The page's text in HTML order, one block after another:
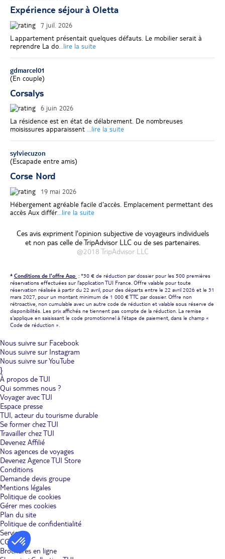
Expérience séjour à Oletta
7 juil. 2026
L appartement présentait quelques défauts. Le mobilier serait à
reprendre La do ...lire la suite
gdmarcel01
(En couple)
Corsalys
6 juin 2026
La résidence est en état de délabrement. De nombreuses
moisissures apparaissent ...lire la suite
sylviecuzon
(Escapade entre amis)
Corse Nord
19 mai 2026
Hébergement agréable facile d'accès. Emplacement permettant des
accès Aux différ ...lire la suite
Ces avis expriment l'opinion subjective de voyageurs individuels
et non pas celle de TripAdvisor LLC ou de ses partenaires.
@2018 TripAdvisor LLC
* Conditions de l'offre App : *30 € de réduction par dossier pour les 500 premières
réservations effectuées sur l'application TUI France. Offre valable pour toute
réservation réalisée à partir du 22 avril, pour des départs entre le 22 avril 2026 et le 31
mars 2027, pour un montant minimum de 1 000 € TTC par dossier. Offre non
rétroactive, non cumulable avec un autre code de réduction et valable sous réserve de
disponibilités. Les prix affichés ne tiennent pas compte de la réduction. La remise
s'applique en saisissant le code promotionnel à l'étape de paiement, dans le champ «
Code de réduction ».
Nous suivre sur Facebook
Nous suivre sur Instagram
Nous suivre sur YouTube
}
À propos de TUI
Qui sommes nous ?
Voyager avec TUI
Espace presse
TUI, acteur du tourisme durable
Se former chez TUI
Travailler chez TUI
Devenez Affilié
Nos agences de voyages
Devenez Agence TUI Store
Conditions
Demande devis groupe
Mentions légales
Politique de cookies
Gérer mes cookies
Plan du site
Politique de confidentialité
Services
CGV
Brochures en ligne